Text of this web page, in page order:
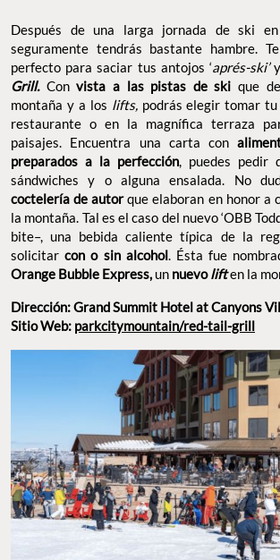
Después de una larga jornada de ski en
seguramente tendrás bastante hambre.
perfecto para saciar tus antojos ‘aprés-ski’
Grill.Convista a las pistas de ski que
montaña y a los lifts,podrás elegir tomar tu
restaurante o en la magnífica terraza
paisajes. Encuentra una carta con
preparados a la perfección, puedes pedir
sándwiches y o alguna ensalada. No
coctelería de autorque elaboran en honor a
la montaña. Tal es el caso del nuevo ‘OBB
bite–, una bebida caliente típica de la
solicitarcon o sin alcohol. Ésta fue
Orange Bubble Express, un nuevoliften la
Dirección: Grand Summit Hotel at Canyons
Sitio Web: parkcitymountain/red-tail-grill